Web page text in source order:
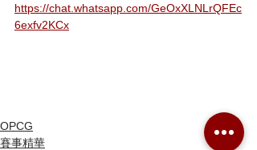
https://chat.whatsapp.com/GeOxXLNLrQFEc
6exfv2KCx
OPCG
賽事精華